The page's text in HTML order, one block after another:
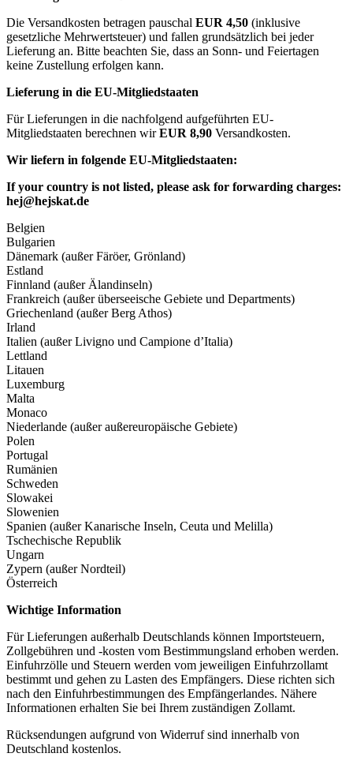
Die Versandkosten betragen pauschal EUR 4,50 (inklusive
gesetzliche Mehrwertsteuer) und fallen grundsätzlich bei jeder
Lieferung an. Bitte beachten Sie, dass an Sonn- und Feiertagen
keine Zustellung erfolgen kann.
Lieferung in die EU-Mitgliedstaaten
Für Lieferungen in die nachfolgend aufgeführten EU-
Mitgliedstaaten berechnen wirEUR 8,90 Versandkosten.
Wir liefern in folgende EU-Mitgliedstaaten:
If your country is not listed, please ask for forwarding charges:
hej@hejskat.de
Belgien
Bulgarien
Dänemark (außer Färöer, Grönland)
Estland
Finnland (außer Älandinseln)
Frankreich (außer überseeische Gebiete und Departments)
Griechenland (außer Berg Athos)
Irland
Italien (außer Livigno und Campione d’Italia)
Lettland
Litauen
Luxemburg
Malta
Monaco
Niederlande (außer außereuropäische Gebiete)
Polen
Portugal
Rumänien
Schweden
Slowakei
Slowenien
Spanien (außer Kanarische Inseln, Ceuta und Melilla)
Tschechische Republik
Ungarn
Zypern (außer Nordteil)
Österreich
Wichtige Information
Für Lieferungen außerhalb Deutschlands können Importsteuern,
Zollgebühren und -kosten vom Bestimmungsland erhoben werden.
Einfuhrzölle und Steuern werden vom jeweiligen Einfuhrzollamt
bestimmt und gehen zu Lasten des Empfängers. Diese richten sich
nach den Einfuhrbestimmungen des Empfängerlandes. Nähere
Informationen erhalten Sie bei Ihrem zuständigen Zollamt.
Rücksendungen aufgrund von Widerruf sind innerhalb von
Deutschland kostenlos.